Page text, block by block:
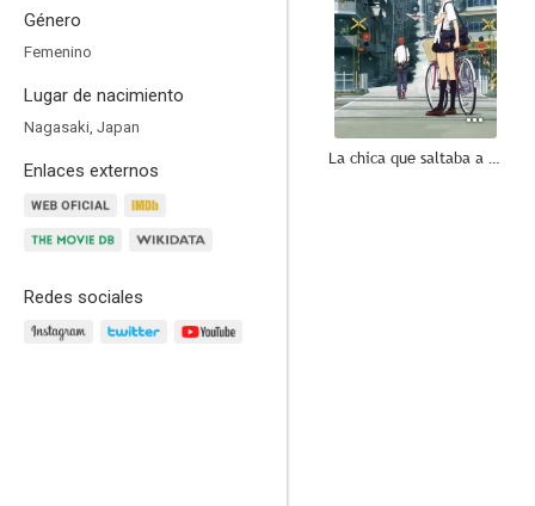
Género
Femenino
Lugar de nacimiento
Nagasaki, Japan
Enlaces externos
Redes sociales
La chica que saltaba a través del tiempo